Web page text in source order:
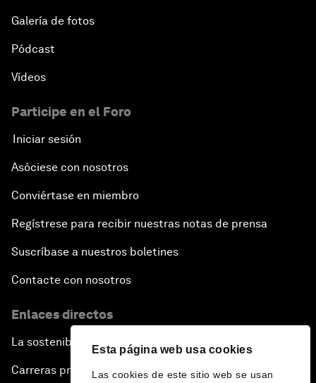
Esta página web usa cookies
Las cookies de este sitio web se usan
Galería de fotos
Pódcast
Vídeos
Participe en el Foro
Iniciar sesión
Asóciese con nosotros
Conviértase en miembro
Regístrese para recibir nuestras notas de prensa
Suscríbase a nuestros boletines
Contacte con nosotros
Enlaces directos
La sostenibilidad en el Foro
Carreras profesionales